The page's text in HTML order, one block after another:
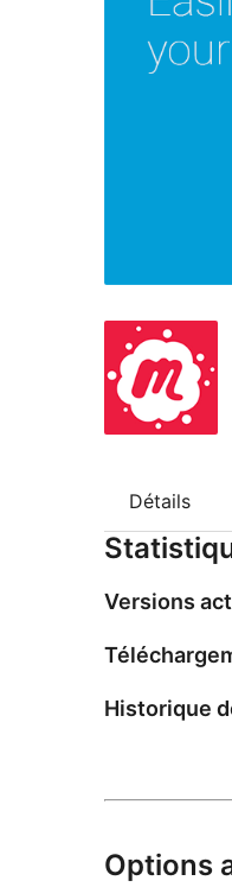
Détails
Versions
Historique
Options